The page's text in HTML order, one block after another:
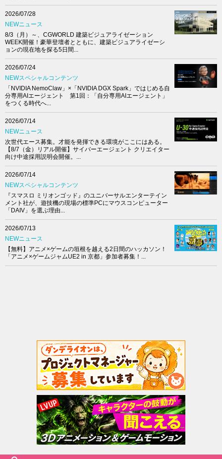
2026/07/28
NEWニュース
8/3（月）～、CGWORLD 建築ビジュアライゼーション
WEEK開催！豪華登壇者とともに、建築ビジュアライゼーシ
ョンの現在地を探る5日間...
2026/07/24
NEWスペシャルコンテンツ
「NVIDIA NemoClaw」×「NVIDIA DGX Spark」ではじめる自
分専用AIエージェント 第1回：「自分専用AIエージェント」
をつくる時代へ...
2026/07/14
NEWニュース
次世代エース募集。才能を発揮できる環境がここにはある。
【8/7（金）リアル開催】サイバーエージェント クリエイター
向け中途採用説明会開催。...
2026/07/14
NEWスペシャルコンテンツ
『スマスロ ミリオンゴッド』のユニバーサルエンターテイン
メント社が、遊技機の現場の標準PCにマウスコンピューター
「DAIV」を選ぶ理由...
2026/07/13
NEWニュース
【無料】アニメ×ゲームの垣根を越える2日間のハッカソン！
「アニメ×ゲームジャムUE2 in 京都」参加者募集！...